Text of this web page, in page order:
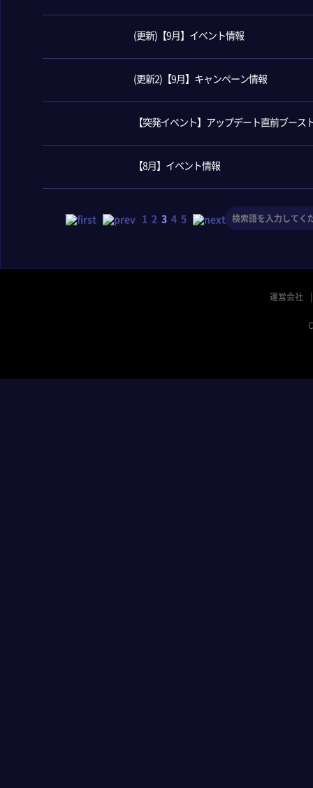
(更新)【9月】イベント情報
(更新2)【9月】キャンペーン情報
【突発イベント】アップデート直前ブース
【8月】イベント情報
1 2 3 4 5
運営会社